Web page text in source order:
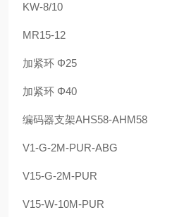
KW-8/10
MR15-12
加紧环 Φ25
加紧环 Φ40
编码器支架AHS58-AHM58
V1-G-2M-PUR-ABG
V15-G-2M-PUR
V15-W-10M-PUR